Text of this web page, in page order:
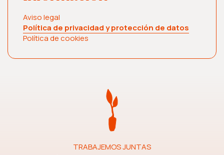
Aviso legal
Política de privacidad y protección de datos
Política de cookies
TRABAJEMOS JUNTAS